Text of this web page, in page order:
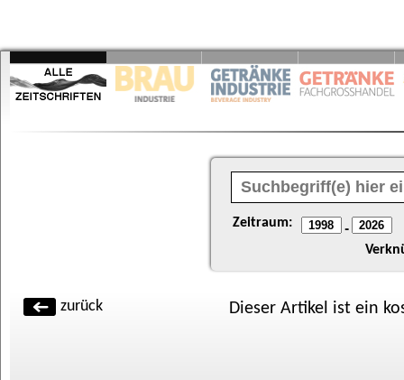
Zeitraum: -
zurück Dieser Artikel ist ein